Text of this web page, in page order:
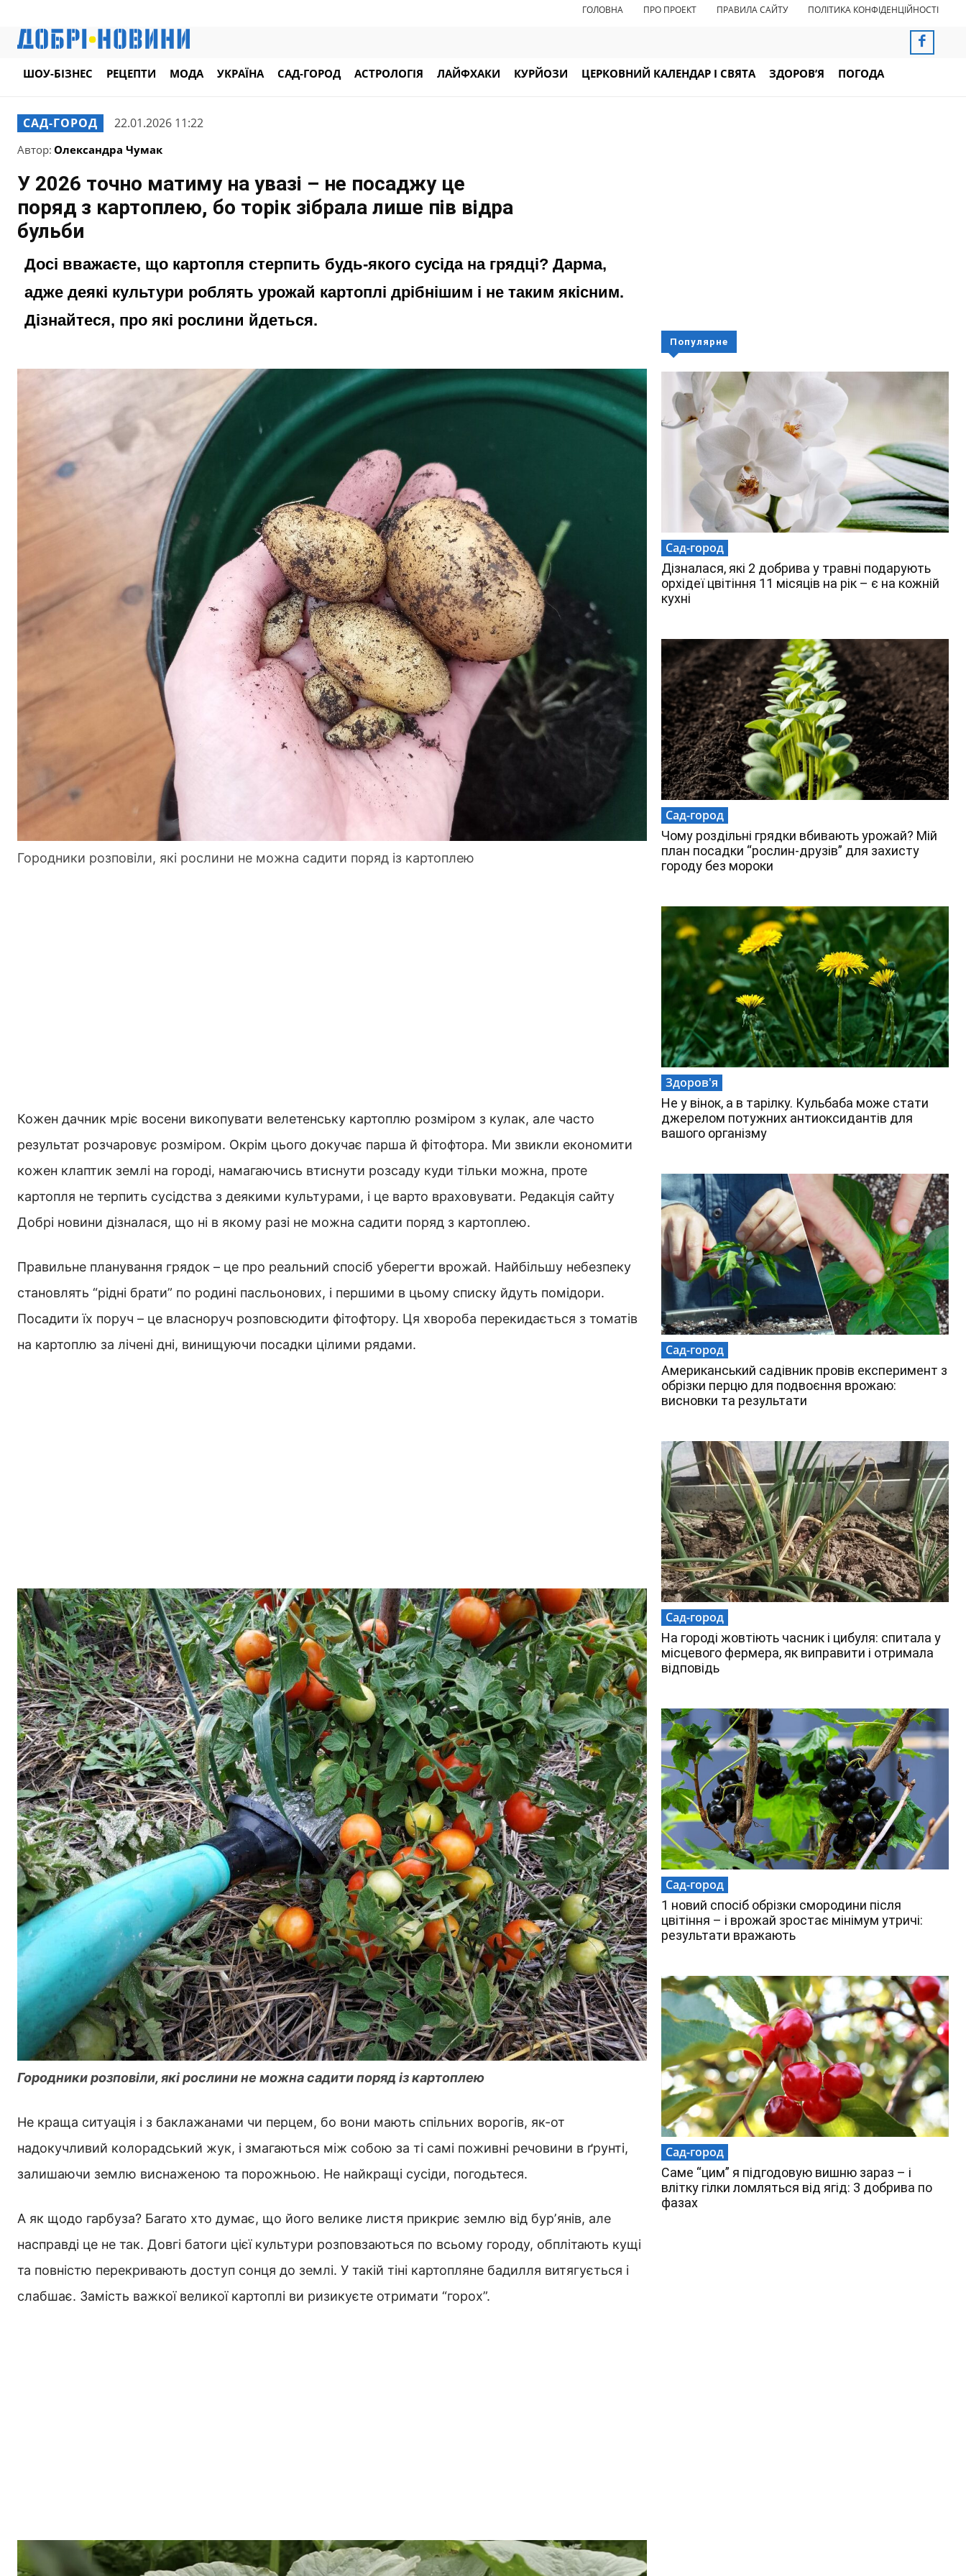
ГОЛОВНА ПРО ПРОЕКТ ПРАВИЛА САЙТУ ПОЛІТИКА КОНФІДЕНЦІЙНОСТІ
ШОУ-БІЗНЕС РЕЦЕПТИ МОДА УКРАЇНА САД-ГОРОД АСТРОЛОГІЯ ЛАЙФХАКИ КУРЙОЗИ ЦЕРКОВНИЙ КАЛЕНДАР І СВЯТА ЗДОРОВ’Я ПОГОДА
САД-ГОРОД 22.01.2026 11:22
Автор: Олександра Чумак
У 2026 точно матиму на увазі – не посаджу це
поряд з картоплею, бо торік зібрала лише пів відра
бульби
Досі вважаєте, що картопля стерпить будь-якого сусіда на грядці? Дарма,
адже деякі культури роблять урожай картоплі дрібнішим і не таким якісним.
Дізнайтеся, про які рослини йдеться.
Городники розповіли, які рослини не можна садити поряд із картоплею
Кожен дачник мріє восени викопувати велетенську картоплю розміром з кулак, але часто
результат розчаровує розміром. Окрім цього докучає парша й фітофтора. Ми звикли економити
кожен клаптик землі на городі, намагаючись втиснути розсаду куди тільки можна, проте
картопля не терпить сусідства з деякими культурами, і це варто враховувати. Редакція сайту
Добрі новини дізналася, що ні в якому разі не можна садити поряд з картоплею.
Правильне планування грядок – це про реальний спосіб уберегти врожай. Найбільшу небезпеку
становлять “рідні брати” по родині пасльонових, і першими в цьому списку йдуть помідори.
Посадити їх поруч – це власноруч розповсюдити фітофтору. Ця хвороба перекидається з томатів
на картоплю за лічені дні, винищуючи посадки цілими рядами.
Городники розповіли, які рослини не можна садити поряд із картоплею
Не краща ситуація і з баклажанами чи перцем, бо вони мають спільних ворогів, як-от
надокучливий колорадський жук, і змагаються між собою за ті самі поживні речовини в ґрунті,
залишаючи землю виснаженою та порожньою. Не найкращі сусіди, погодьтеся.
А як щодо гарбуза? Багато хто думає, що його велике листя прикриє землю від бурʼянів, але
насправді це не так. Довгі батоги цієї культури розповзаються по всьому городу, обплітають кущі
та повністю перекривають доступ сонця до землі. У такій тіні картопляне бадилля витягується і
слабшає. Замість важкої великої картоплі ви ризикуєте отримати “горох”.
Популярне
Сад-город
Дізналася, які 2 добрива у травні подарують
орхідеї цвітіння 11 місяців на рік – є на кожній
кухні
Сад-город
Чому роздільні грядки вбивають урожай? Мій
план посадки “рослин-друзів” для захисту
городу без мороки
Здоров'я
Не у вінок, а в тарілку. Кульбаба може стати
джерелом потужних антиоксидантів для
вашого організму
Сад-город
Американський садівник провів експеримент з
обрізки перцю для подвоєння врожаю:
висновки та результати
Сад-город
На городі жовтіють часник і цибуля: спитала у
місцевого фермера, як виправити і отримала
відповідь
Сад-город
1 новий спосіб обрізки смородини після
цвітіння – і врожай зростає мінімум утричі:
результати вражають
Сад-город
Саме “цим” я підгодовую вишню зараз – і
влітку гілки ломляться від ягід: 3 добрива по
фазах